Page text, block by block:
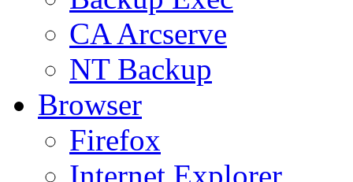
CA Arcserve
NT Backup
Browser
Firefox